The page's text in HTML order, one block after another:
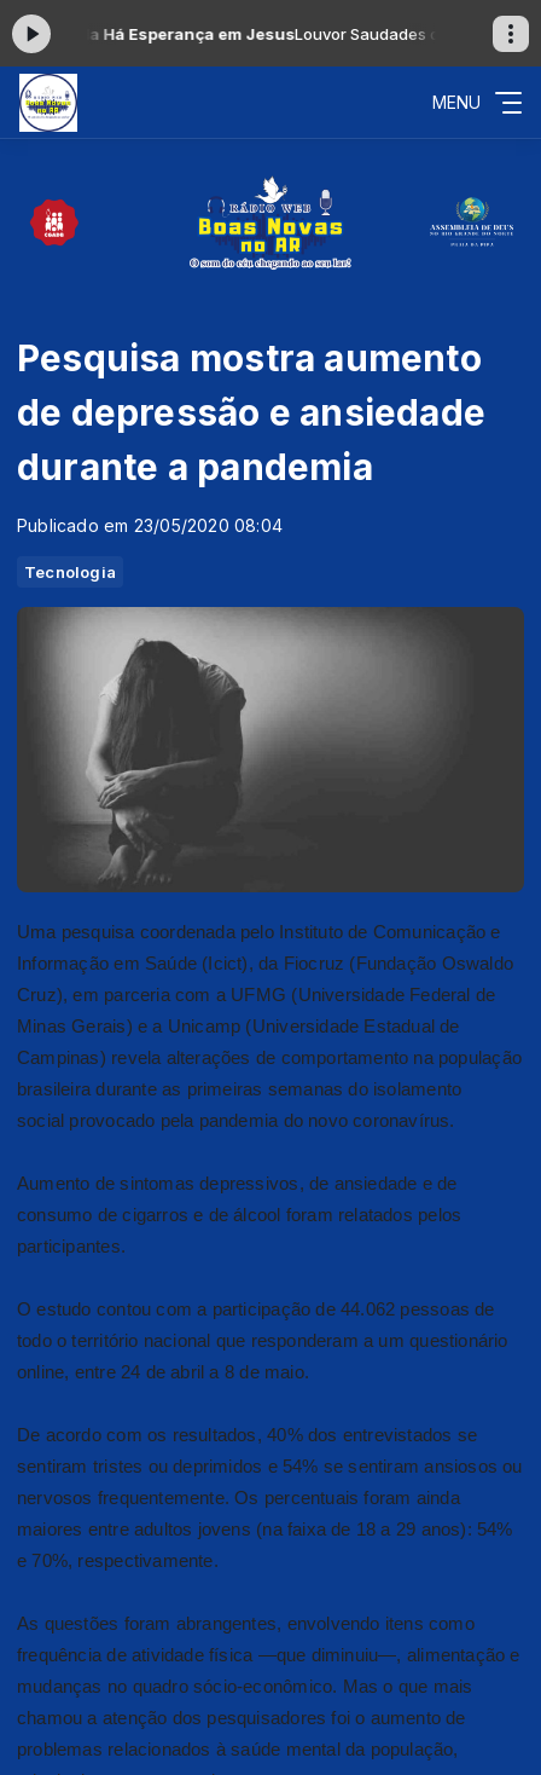
Há Esperança em JesusLouvor Saudades das 00:00 às 06:00 -
MENU
Pesquisa mostra aumento
de depressão e ansiedade
durante a pandemia
Publicado em 23/05/2020 08:04
Tecnologia
Uma pesquisa coordenada pelo Instituto de Comunicação e
Informação em Saúde (Icict), da Fiocruz (Fundação Oswaldo
Cruz), em parceria com a UFMG (Universidade Federal de
Minas Gerais) e a Unicamp (Universidade Estadual de
Campinas) revela alterações de comportamento na população
brasileira durante as primeiras semanas do isolamento
social provocado pela pandemia do novo coronavírus.
Aumento de sintomas depressivos, de ansiedade e de
consumo de cigarros e de álcool foram relatados pelos
participantes.
O estudo contou com a participação de 44.062 pessoas de
todo o território nacional que responderam a um questionário
online, entre 24 de abril a 8 de maio.
De acordo com os resultados, 40% dos entrevistados se
sentiram tristes ou deprimidos e 54% se sentiram ansiosos ou
nervosos frequentemente. Os percentuais foram ainda
maiores entre adultos jovens (na faixa de 18 a 29 anos): 54%
e 70%, respectivamente.
As questões foram abrangentes, envolvendo itens como
frequência de atividade física —que diminuiu—, alimentação e
mudanças no quadro sócio-econômico. Mas o que mais
chamou a atenção dos pesquisadores foi o aumento de
problemas relacionados à saúde mental da população,